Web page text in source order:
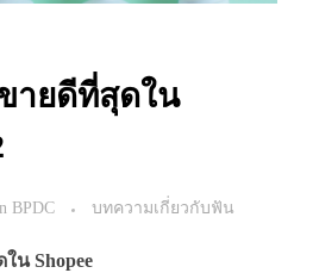
ายดีที่สุดใน
BPDC บทความเกี่ยวกับฟัน
น Shopee